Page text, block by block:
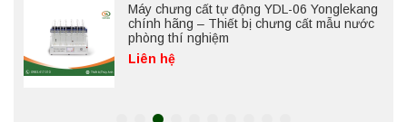
Máy chưng cất tự động YDL-06 Yonglekang
chính hãng – Thiết bị chưng cất mẫu nước
phòng thí nghiệm
Liên hệ
Máy chưng cất tự động YDL-08 Yonglekang